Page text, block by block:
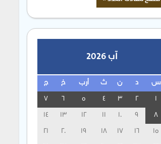
آب 2026
س د ن ث أرب خ ج
1
2
3
4
5
6
7
8
9
10
11
12
13
14
15
16
17
18
19
20
21